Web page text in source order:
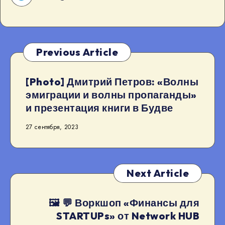
Previous Article
[Photo] Дмитрий Петров: «Волны
эмиграции и волны пропаганды»
и презентация книги в Будве
27 сентября, 2023
Next Article
🖼 💬 Воркшоп «Финансы для
STARTUPs» от Network HUB